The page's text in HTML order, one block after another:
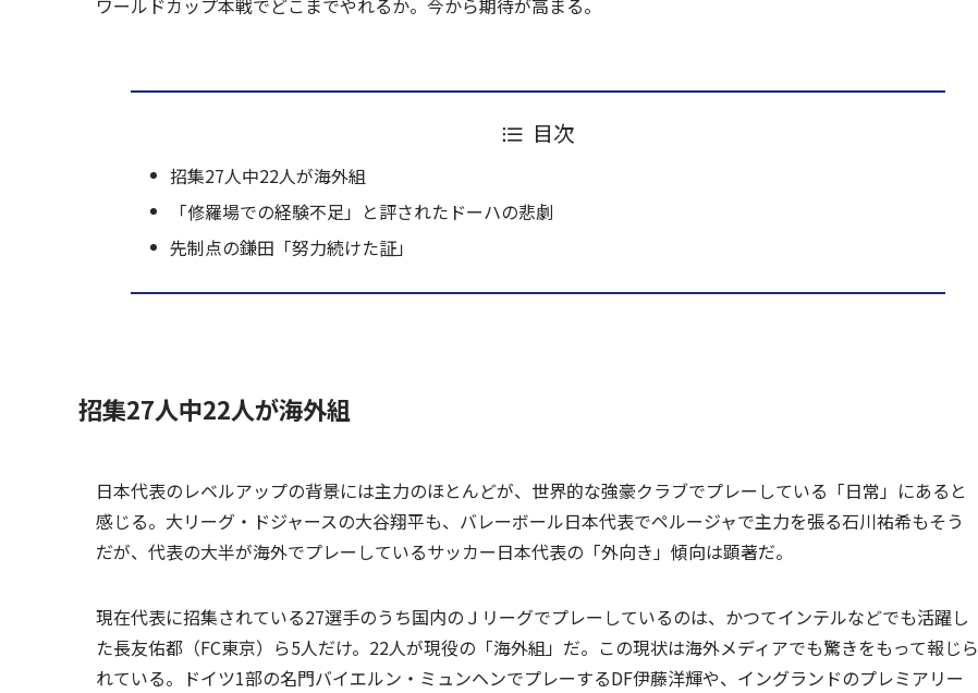
目次
招集27人中22人が海外組
「修羅場での経験不足」と評されたドーハの悲劇
先制点の鎌田「努力続けた証」
招集27人中22人が海外組
日本代表のレベルアップの背景には主力のほとんどが、世界的な強豪クラブでプレーしている「日常」にあると
感じる。大リーグ・ドジャースの大谷翔平も、バレーボール日本代表でペルージャで主力を張る石川祐希もそう
だが、代表の大半が海外でプレーしているサッカー日本代表の「外向き」傾向は顕著だ。
現在代表に招集されている27選手のうち国内のＪリーグでプレーしているのは、かつてインテルなどでも活躍し
た長友佑都（FC東京）ら5人だけ。22人が現役の「海外組」だ。この現状は海外メディアでも驚きをもって報じら
れている。ドイツ1部の名門バイエルン・ミュンヘンでプレーするDF伊藤洋輝や、イングランドのプレミアリー